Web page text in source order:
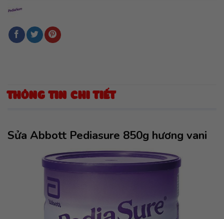
THÔNG TIN CHI TIẾT
Sửa Abbott Pediasure 850g hương vani